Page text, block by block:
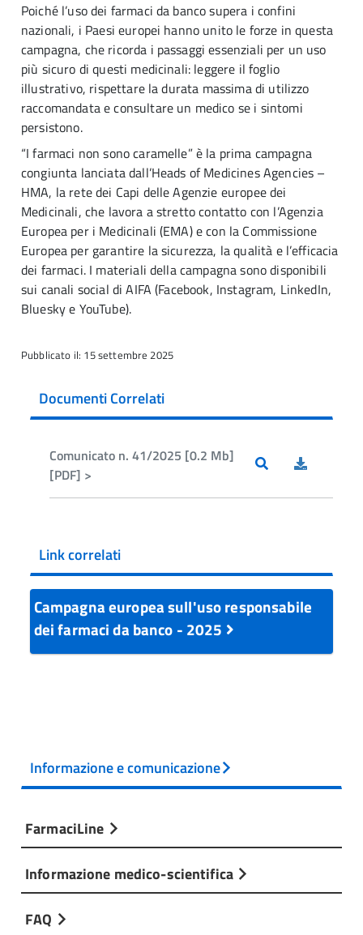
Poiché l’uso dei farmaci da banco supera i confini
nazionali, i Paesi europei hanno unito le forze in questa
campagna, che ricorda i passaggi essenziali per un uso
più sicuro di questi medicinali: leggere il foglio
illustrativo, rispettare la durata massima di utilizzo
raccomandata e consultare un medico se i sintomi
persistono.
“I farmaci non sono caramelle” è la prima campagna
congiunta lanciata dall’Heads of Medicines Agencies –
HMA, la rete dei Capi delle Agenzie europee dei
Medicinali, che lavora a stretto contatto con l’Agenzia
Europea per i Medicinali (EMA) e con la Commissione
Europea per garantire la sicurezza, la qualità e l’efficacia
dei farmaci. I materiali della campagna sono disponibili
sui canali social di AIFA (Facebook, Instagram, LinkedIn,
Bluesky e YouTube).
Pubblicato il: 15 settembre 2025
Documenti Correlati
Comunicato n. 41/2025 [0.2 Mb]
[PDF] >
Link correlati
Campagna europea sull'uso responsabile
dei farmaci da banco - 2025
Informazione e comunicazione
FarmaciLine
Informazione medico-scientifica
FAQ